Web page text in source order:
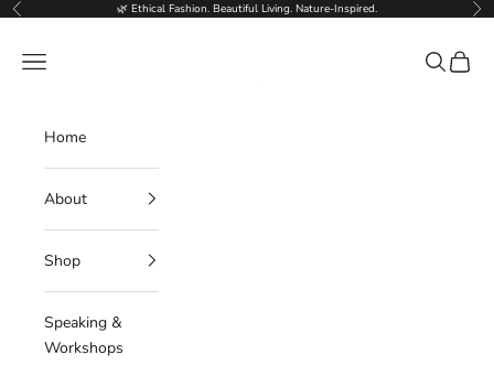
Skip to content
Previous 🌿 Ethical Fashion. Beautiful Living. Nature-Inspired.
Navigation menu Search
Cart
Home
About
Shop
Speaking &
Workshops